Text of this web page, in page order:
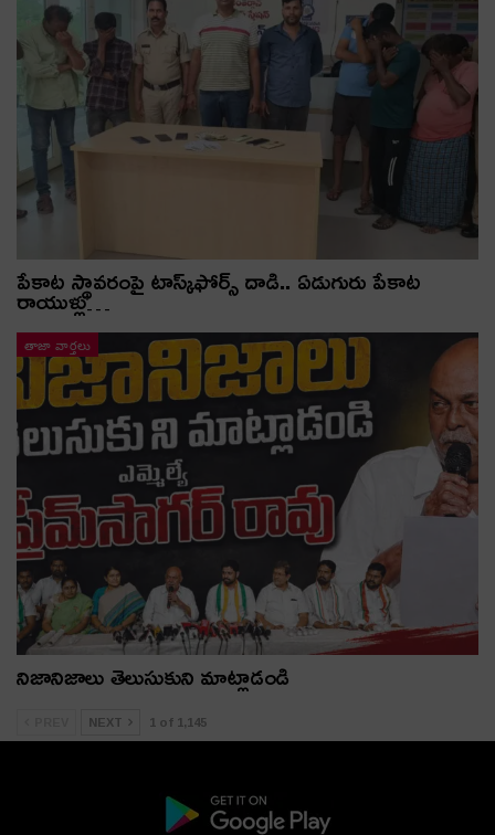
పేకాట స్థావరంపై టాస్క్‌ఫోర్స్ దాడి.. ఏడుగురు పేకాట
రాయుళ్లు…
తాజా వార్తలు
నిజానిజాలు తెలుసుకుని మాట్లాడండి
NEXT 1 of 1,145